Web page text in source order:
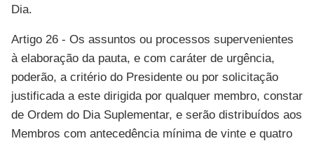
Dia.
Artigo 26 - Os assuntos ou processos supervenientes
à elaboração da pauta, e com caráter de urgência,
poderão, a critério do Presidente ou por solicitação
justificada a este dirigida por qualquer membro, constar
de Ordem do Dia Suplementar, e serão distribuídos aos
Membros com antecedência mínima de vinte e quatro